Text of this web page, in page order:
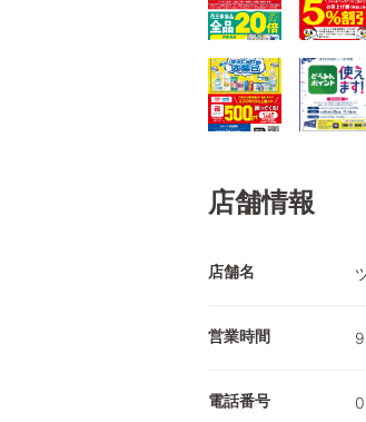
店舗情報
店舗名
営業時間
電話番号